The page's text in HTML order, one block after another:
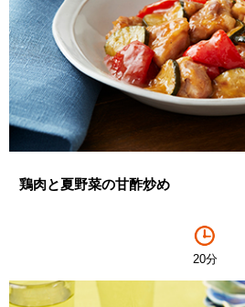
鶏肉と夏野菜の甘酢炒め
20分